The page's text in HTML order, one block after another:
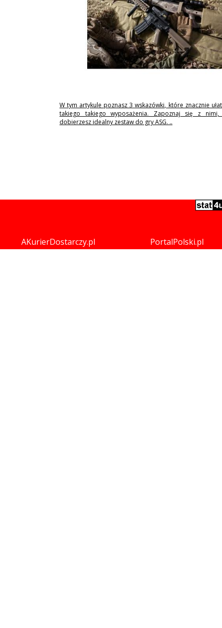
W tym artykule poznasz 3 wskazówki, które znacznie
takiego takiego wyposażenia. Zapoznaj się z
dobierzesz idealny zestaw do gry ASG. ..
AKurierDostarczy.pl PortalPolski.pl